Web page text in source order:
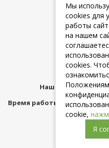
+7 (925)
Наш адрес:Москва,
Время работы магазина:с
Мы
cookies для
работы
на нашем
cookies.
cookie,
Я